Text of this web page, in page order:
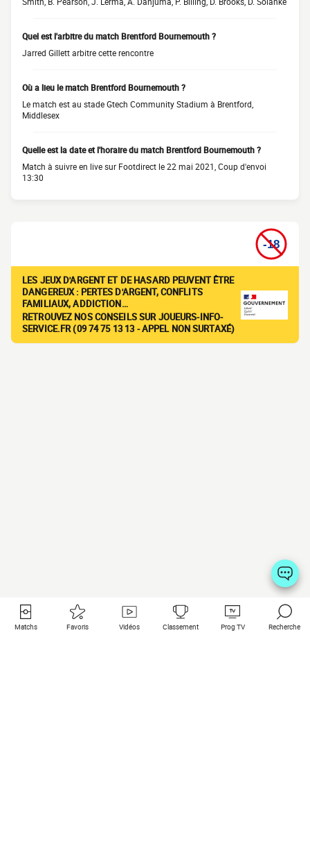
Quel est l'arbitre du match Brentford Bournemouth ?
Jarred Gillett arbitre cette rencontre
Où a lieu le match Brentford Bournemouth ?
Le match est au stade Gtech Community Stadium à Brentford,
Middlesex
Quelle est la date et l'horaire du match Brentford Bournemouth ?
Match à suivre en live sur Footdirect le 22 mai 2021, Coup d'envoi
13:30
LES JEUX D'ARGENT ET DE HASARD PEUVENT ÊTRE
DANGEREUX : PERTES D'ARGENT, CONFLITS
FAMILIAUX, ADDICTION…
RETROUVEZ NOS CONSEILS SUR JOUEURS-INFO-
SERVICE.FR (09 74 75 13 13 - APPEL NON SURTAXÉ)
Matchs Favoris Vidéos Classement Prog TV Recherche